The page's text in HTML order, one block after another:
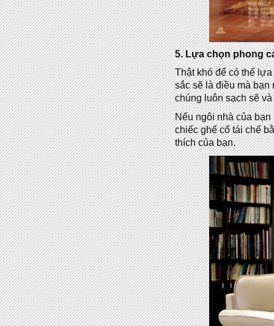
5. Lựa chọn phong
Thật khó để có thể
sắc sẽ là điều mà bạn
chúng luôn sạch sẽ
Nếu ngôi nhà của
chiếc ghế cổ tái chế
thích của bạn.